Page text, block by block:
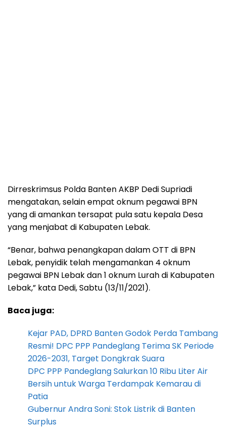
Dirreskrimsus Polda Banten AKBP Dedi Supriadi
mengatakan, selain empat oknum pegawai BPN
yang di amankan tersapat pula satu kepala Desa
yang menjabat di Kabupaten Lebak.
“Benar, bahwa penangkapan dalam OTT di BPN
Lebak, penyidik telah mengamankan 4 oknum
pegawai BPN Lebak dan 1 oknum Lurah di Kabupaten
Lebak,” kata Dedi, Sabtu (13/11/2021).
Baca juga:
Kejar PAD, DPRD Banten Godok Perda Tambang
Resmi! DPC PPP Pandeglang Terima SK Periode
2026-2031, Target Dongkrak Suara
DPC PPP Pandeglang Salurkan 10 Ribu Liter Air
Bersih untuk Warga Terdampak Kemarau di
Patia
Gubernur Andra Soni: Stok Listrik di Banten
Surplus